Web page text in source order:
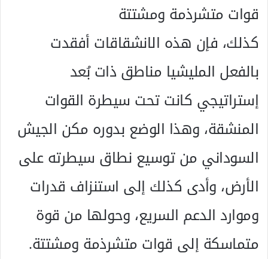
قوات متشرذمة ومشتتة
كذلك، فإن هذه الانشقاقات أفقدت
بالفعل المليشيا مناطق ذات بُعد
إستراتيجي كانت تحت سيطرة القوات
المنشقة، وهذا الوضع بدوره مكن الجيش
السوداني من توسيع نطاق سيطرته على
الأرض، وأدى كذلك إلى استنزاف قدرات
وموارد الدعم السريع، وحولها من قوة
متماسكة إلى قوات متشرذمة ومشتتة.